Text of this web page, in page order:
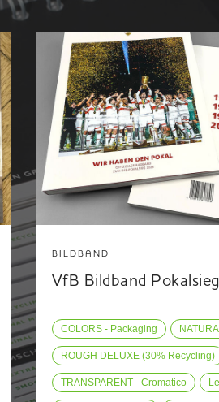
BILDBAND
VfB Bildband
COLORS - Packaging
ROUGH DELUXE (30% Recycling)
TRANSPARENT - Cromatico